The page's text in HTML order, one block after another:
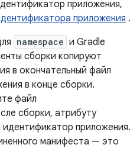
приложения,
приложения .
namespace и Gradle
сборки копируют
в окончательный файл
в конце сборки.
файл
сборки, атрибуту
идентификатор приложения.
манифеста — это